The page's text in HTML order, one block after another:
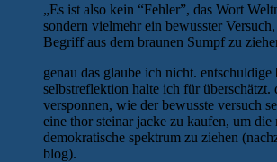
„Es ist also kein “Fehler”, das Wort
sondern vielmehr ein bewusster
Begriff aus dem braunen Sumpf zu
genau das glaube ich nicht. entschuldige
selbstreflektion halte ich für überschätzt.
versponnen, wie der bewusste versuch
eine thor steinar jacke zu kaufen, um die
demokratische spektrum zu ziehen
blog).